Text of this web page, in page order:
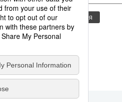
старение населения
туризм